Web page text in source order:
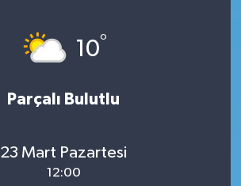
10°
Parçalı Bulutlu
23 Mart Pazartesi
12:00